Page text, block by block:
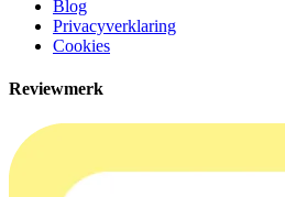
Blog
Privacyverklaring
Cookies
Reviewmerk